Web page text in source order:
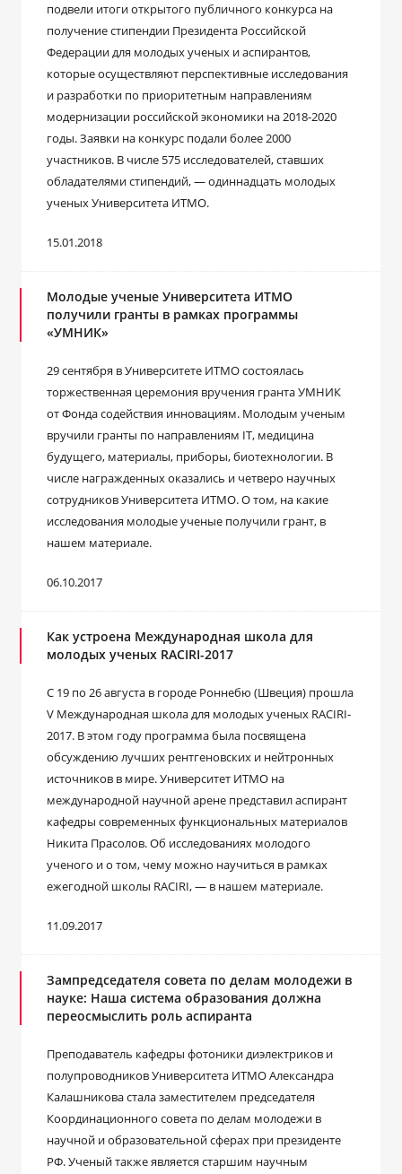
подвели итоги открытого публичного конкурса на
получение стипендии Президента Российской
Федерации для молодых ученых и аспирантов,
которые осуществляют перспективные исследования
и разработки по приоритетным направлениям
модернизации российской экономики на 2018-2020
годы. Заявки на конкурс подали более 2000
участников. В числе 575 исследователей, ставших
обладателями стипендий, — одиннадцать молодых
ученых Университета ИТМО.
15.01.2018
Молодые ученые Университета ИТМО
получили гранты в рамках программы
«УМНИК»
29 сентября в Университете ИТМО состоялась
торжественная церемония вручения гранта УМНИК
от Фонда содействия инновациям. Молодым ученым
вручили гранты по направлениям IT, медицина
будущего, материалы, приборы, биотехнологии. В
числе награжденных оказались и четверо научных
сотрудников Университета ИТМО. О том, на какие
исследования молодые ученые получили грант, в
нашем материале.
06.10.2017
Как устроена Международная школа для
молодых ученых RACIRI-2017
С 19 по 26 августа в городе Роннебю (Швеция) прошла
V Международная школа для молодых ученых RACIRI-
2017. В этом году программа была посвящена
обсуждению лучших рентгеновских и нейтронных
источников в мире. Университет ИТМО на
международной научной арене представил аспирант
кафедры современных функциональных материалов
Никита Прасолов. Об исследованиях молодого
ученого и о том, чему можно научиться в рамках
ежегодной школы RACIRI, — в нашем материале.
11.09.2017
Зампредседателя совета по делам молодежи в
науке: Наша система образования должна
переосмыслить роль аспиранта
Преподаватель кафедры фотоники диэлектриков и
полупроводников Университета ИТМО Александра
Калашникова стала заместителем председателя
Координационного совета по делам молодежи в
научной и образовательной сферах при президенте
РФ. Ученый также является старшим научным